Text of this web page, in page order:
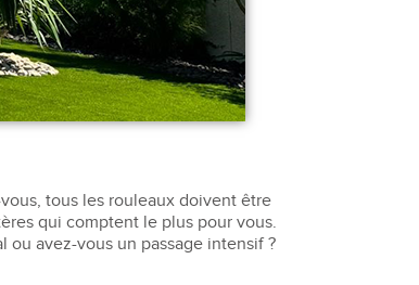
tous les rouleaux doivent être
qui comptent le plus pour vous.
avez-vous un passage intensif ?